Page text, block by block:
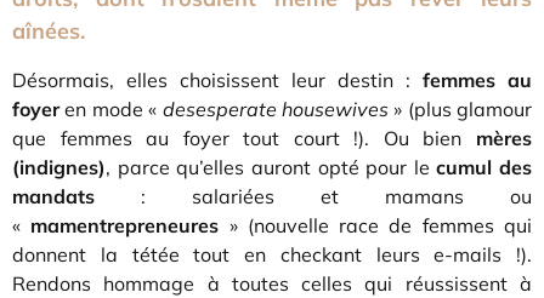
aînées.
Désormais, elles choisissent leur destin : femmes au
foyeren mode « desesperate housewives» (plus glamour
que femmes au foyer tout court !). Ou bien mères
(indignes), parce qu’elles auront opté pour lecumul des
mandats : salariées et mamans ou
« mamentrepreneures » (nouvelle race de femmes qui
donnent la tétée tout en checkant leurs e-mails !).
Rendons hommage à toutes celles qui réussissent à